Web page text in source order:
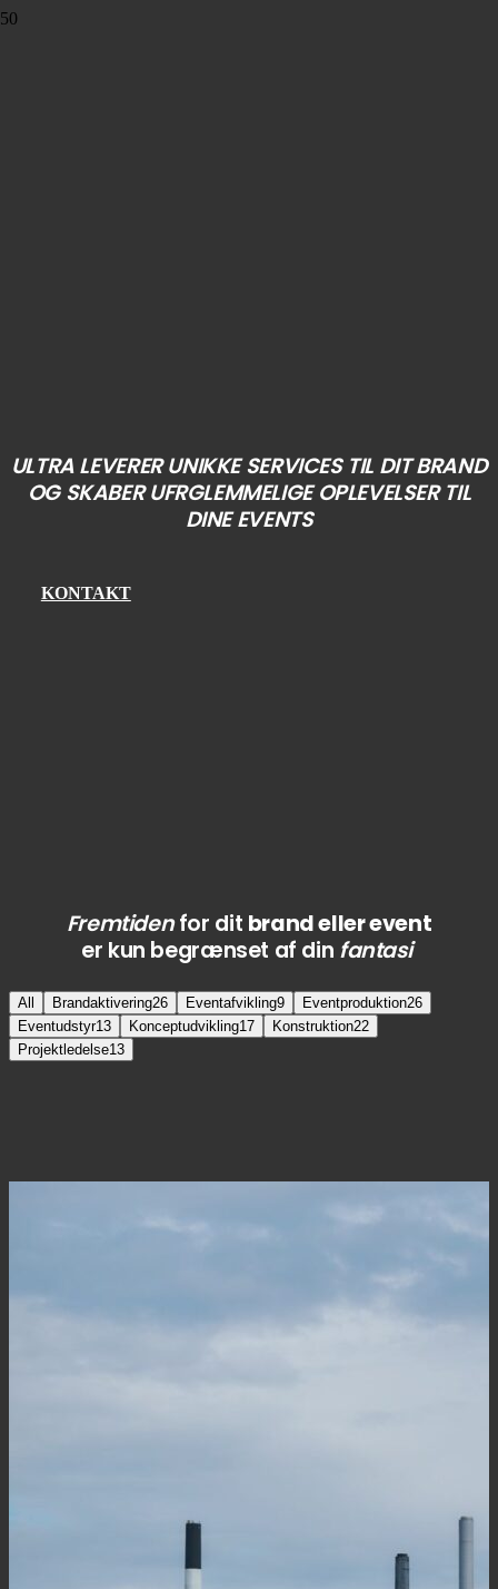
ULTRA LEVERER UNIKKE SERVICES TIL DIT BRAND
OG SKABER UFRGLEMMELIGE OPLEVELSER TIL
DINE EVENTS
KONTAKT
Fremtidenfor dit brand eller event
er kun begrænset af din fantasi
All Brandaktivering26 Eventafvikling9 Eventproduktion26
Eventudstyr13 Konceptudvikling17 Konstruktion22
Projektledelse13